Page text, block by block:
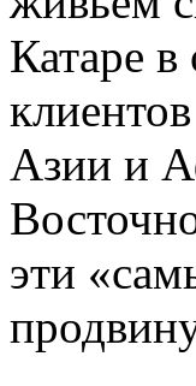
Катаре
Азии и
эти